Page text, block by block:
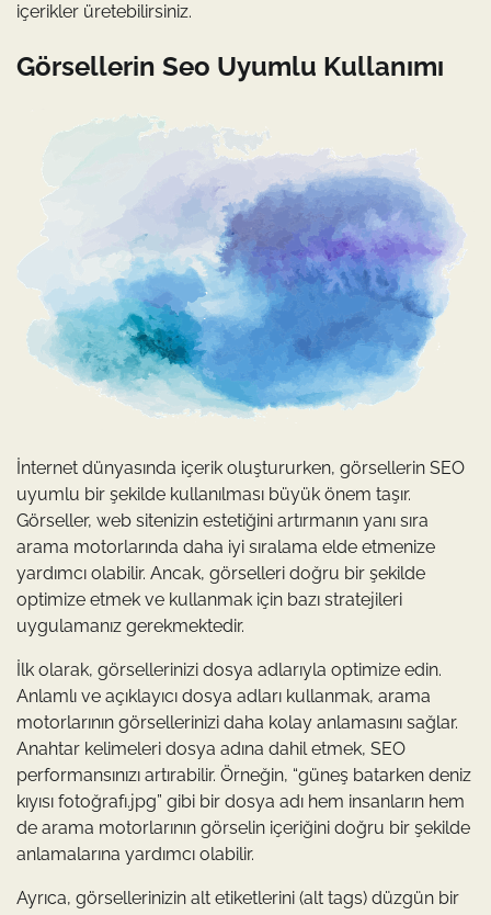
içerikler üretebilirsiniz.
Görsellerin Seo Uyumlu Kullanımı
İnternet dünyasında içerik oluştururken, görsellerin SEO
uyumlu bir şekilde kullanılması büyük önem taşır.
Görseller, web sitenizin estetiğini artırmanın yanı sıra
arama motorlarında daha iyi sıralama elde etmenize
yardımcı olabilir. Ancak, görselleri doğru bir şekilde
optimize etmek ve kullanmak için bazı stratejileri
uygulamanız gerekmektedir.
İlk olarak, görsellerinizi dosya adlarıyla optimize edin.
Anlamlı ve açıklayıcı dosya adları kullanmak, arama
motorlarının görsellerinizi daha kolay anlamasını sağlar.
Anahtar kelimeleri dosya adına dahil etmek, SEO
performansınızı artırabilir. Örneğin, “güneş batarken deniz
kıyısı fotoğrafı.jpg” gibi bir dosya adı hem insanların hem
de arama motorlarının görselin içeriğini doğru bir şekilde
anlamalarına yardımcı olabilir.
Ayrıca, görsellerinizin alt etiketlerini (alt tags) düzgün bir